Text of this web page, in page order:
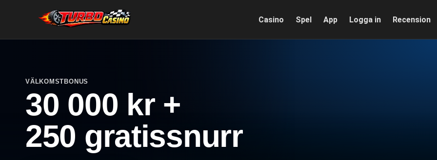
Casino Spel App Logga in Recension
VÄLKOMSTBONUS
30 000 kr +
250 gratissnurr